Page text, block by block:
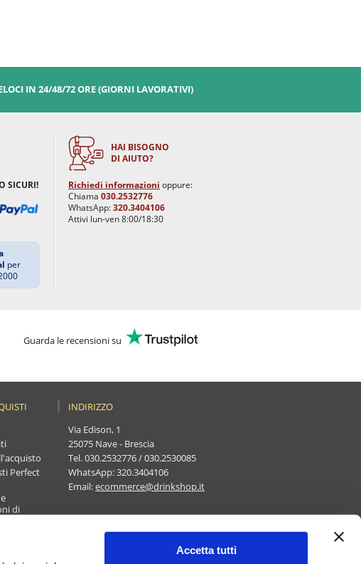
Accetta tutti
IN 24/48/72 ORE (GIORNI LAVORATIVI)
SICURI!
per
HAI BISOGNO
DI AIUTO?
Richiedi informazioni oppure:
Chiama 030.2532776
WhatsApp:320.3404106
Attivi lun-ven 8:00/18:30
Guarda le recensioni su
Perfect
di
INDIRIZZO
Via Edison, 1
25075 Nave - Brescia
Tel.030.2532776/030.2530085
WhatsApp:320.3404106
Email:ecommerce@drinkshop.it